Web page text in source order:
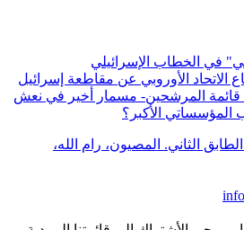
في الخطاب الإسرائيلي
الاتحاد الأوروبي عن مقاطعة إسرائيل
قائمة المرشحين- مسمار أخير في نعش
المؤسساتي الأكبر؟
الثاني. المصيون، رام الله،